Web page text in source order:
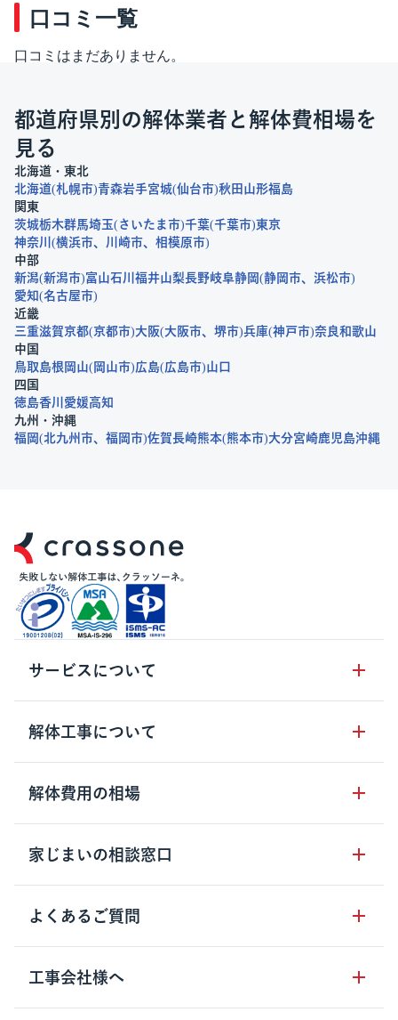
口コミ一覧
口コミはまだありません。
都道府県別の解体業者と解体費相場を
見る
北海道・東北
北海道 札幌市 青森岩手宮城 仙台市 秋田 山形福島
関東
茨城栃木群馬埼玉 さいたま市 千葉 千葉市 東京
神奈川
横浜市 川崎市
相模原市
中部
新潟 新潟市 富山石川 福井山梨長野岐阜静岡 静岡市
浜松市
愛知 名古屋市
近畿
三重滋賀京都 京都市 大阪 大阪市 堺市 兵庫 神戸市 奈良和歌山
中国
鳥取 島根 岡山 岡山市 広島 広島市 山口
四国
徳島香川 愛媛高知
九州・沖縄
福岡 北九州市 福岡市 佐賀長崎熊本 熊本市 大分宮崎鹿児島沖縄
サービスについて
サービスの流れ
サービスのメリット
クラッソーネの自治体連携
お客さまの声
空き家の処分を検討のお客様へ
解体工事について
解体工事の基礎知識
解体工事に関わる法律
用語集
解体費用の相場
木造住宅の相場
鉄骨造住宅の相場
RC造住宅の相場
家じまいの相談窓口
家じまいの相談窓口
よくあるご質問
クラッソーネの利用方法
工事の進め方
工事会社様へ